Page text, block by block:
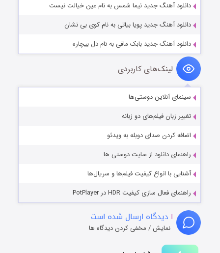
دانلود آهنگ جدید نیما شمس به نام عین خیالت نیست
دانلود آهنگ جدید پویا بیاتی به نام کوی بی نشان
دانلود آهنگ جدید بابک مافی به نام دل بیچاره
لینک‌های کاربردی
سینمای آنلاین دوستی‌ها
تغییر زبان فیلم‌های دو زبانه
اضافه کردن صدای دوبله به ویدئو
راهنمای دانلود از سایت دوستی ها
آشنایی با انواع کیفیت فیلم‌ها و سریال‌ها
راهنمای فعال سازی کیفیت HDR در PotPlayer
۱ دیدگاه ارسال شده است
نمایش / مخفی کردن دیدگاه ها